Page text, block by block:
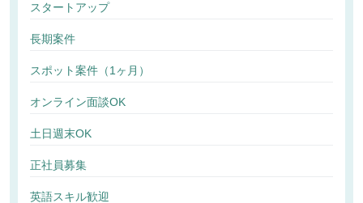
スタートアップ
長期案件
スポット案件（1ヶ月）
オンライン面談OK
土日週末OK
正社員募集
英語スキル歓迎